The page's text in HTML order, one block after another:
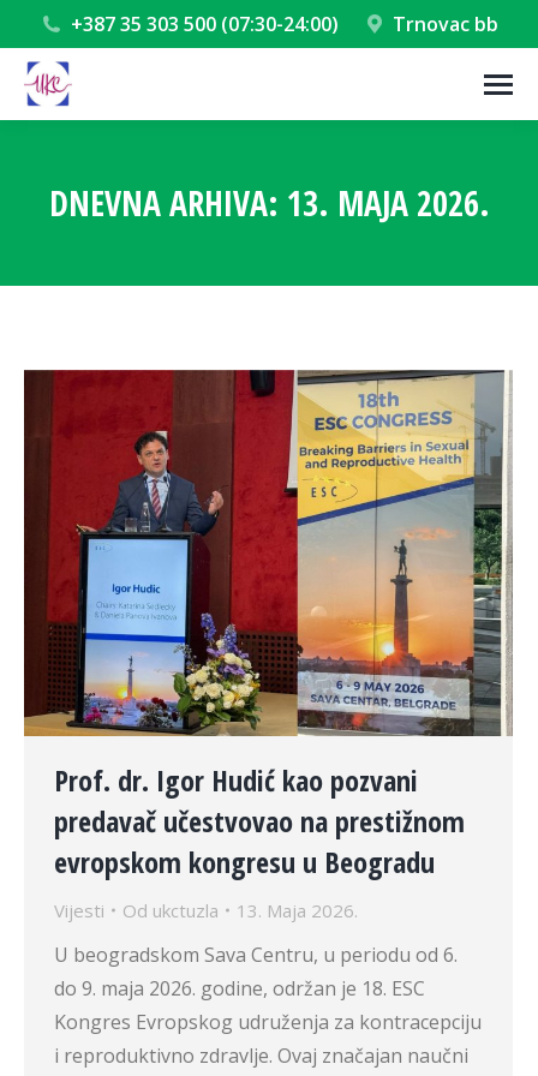
+387 35 303 500 (07:30-24:00) Trnovac bb
DNEVNA ARHIVA: 13. MAJA 2026.
Prof. dr. Igor Hudić kao pozvani
predavač učestvovao na prestižnom
evropskom kongresu u Beogradu
Vijesti Od ukctuzla 13. Maja 2026.
U beogradskom Sava Centru, u periodu od 6.
do 9. maja 2026. godine, održan je 18. ESC
Kongres Evropskog udruženja za kontracepciju
i reproduktivno zdravlje. Ovaj značajan naučni